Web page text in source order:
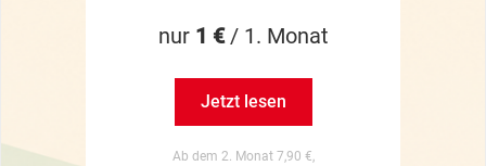
nur 1 €/ 1. Monat
Jetzt lesen
Ab dem 2. Monat 7,90 €,